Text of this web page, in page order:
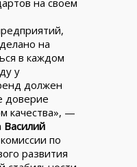
на
в каждом
у
должен
доверие
качества», —
Василий
по
развития